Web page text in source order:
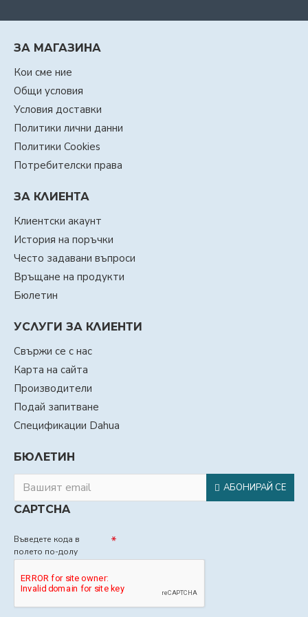
ЗА МАГАЗИНА
Кои сме ние
Общи условия
Условия доставки
Политики лични данни
Политики Cookies
Потребителски права
ЗА КЛИЕНТА
Клиентски акаунт
История на поръчки
Често задавани въпроси
Връщане на продукти
Бюлетин
УСЛУГИ ЗА КЛИЕНТИ
Свържи се с нас
Карта на сайта
Производители
Подай запитване
Спецификации Dahua
БЮЛЕТИН
АБОНИРАЙ СЕ
CAPTCHA
Въведете кода в
полето по-долу